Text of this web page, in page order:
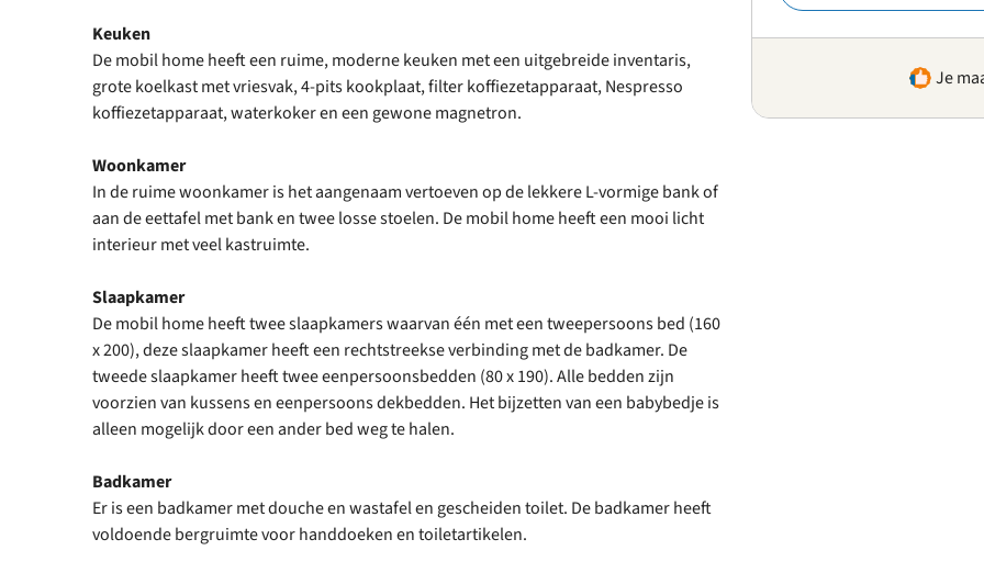
Keuken
De mobil home heeft een ruime, moderne keuken met een uitgebreide inventaris,
grote koelkast met vriesvak, 4-pits kookplaat, filter koffiezetapparaat, Nespresso
koffiezetapparaat, waterkoker en een gewone magnetron.
Woonkamer
In de ruime woonkamer is het aangenaam vertoeven op de lekkere L-vormige bank of
aan de eettafel met bank en twee losse stoelen. De mobil home heeft een mooi licht
interieur met veel kastruimte.
Slaapkamer
De mobil home heeft twee slaapkamers waarvan één met een tweepersoons bed (160
x 200), deze slaapkamer heeft een rechtstreekse verbinding met de badkamer. De
tweede slaapkamer heeft twee eenpersoonsbedden (80 x 190). Alle bedden zijn
voorzien van kussens en eenpersoons dekbedden. Het bijzetten van een babybedje is
alleen mogelijk door een ander bed weg te halen.
Badkamer
Er is een badkamer met douche en wastafel en gescheiden toilet. De badkamer heeft
voldoende bergruimte voor handdoeken en toiletartikelen.
Je